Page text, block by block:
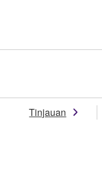
Tinjauan